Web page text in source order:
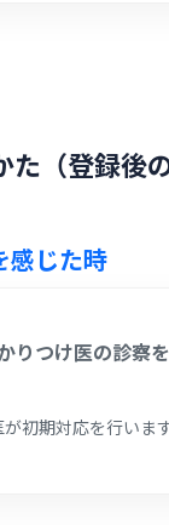
た （登録後
感じた時
りつけ医の診察
初期対応を行います